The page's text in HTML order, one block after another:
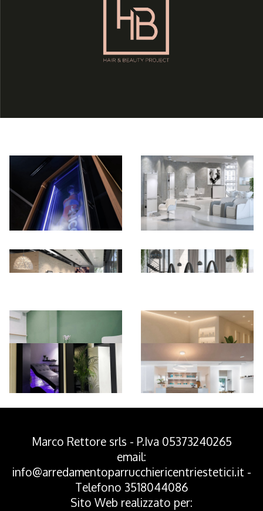
Marco Rettore srls - P.Iva 05373240265
email:
info@arredamentoparrucchiericentriestetici.it -
Telefono 3518044086
Sito Web realizzato per: